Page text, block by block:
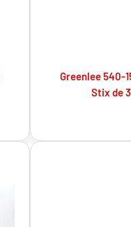
Greenlee 540-
Stix de